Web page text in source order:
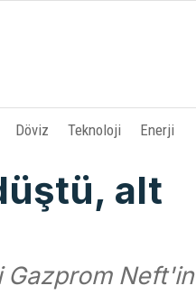
Döviz Teknoloji Enerji
alt
Gazprom Neft'in